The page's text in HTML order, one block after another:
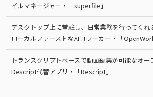
イルマネージャー・「superfile」
デスクトップ上に常駐し、日常業務を行ってくれ
ローカルファーストなAIコワーカー・「
トランスクリプトベースで動画編集が可能なオー
Descript代替アプリ・「Rescript」